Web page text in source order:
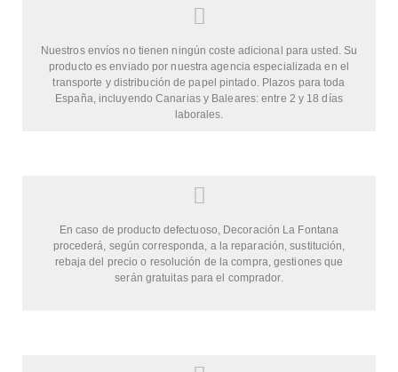
Nuestros envíos no tienen ningún coste adicional para usted. Su
producto es enviado por nuestra agencia especializada en el
transporte y distribución de papel pintado. Plazos para toda
España, incluyendo Canarias y Baleares: entre 2 y 18 días
laborales.
En caso de producto defectuoso, Decoración La Fontana
procederá, según corresponda, a la reparación, sustitución,
rebaja del precio o resolución de la compra, gestiones que
serán gratuitas para el comprador.